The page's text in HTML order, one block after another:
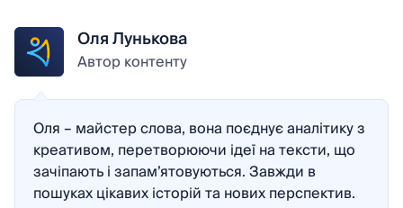
Оля Лунькова
Автор контенту
Оля – майстер слова, вона поєднує аналітику з
креативом, перетворюючи ідеї на тексти, що
зачіпають і запам’ятовуються. Завжди в
пошуках цікавих історій та нових перспектив.